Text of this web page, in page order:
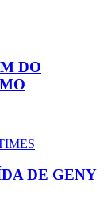
DO
DE GENY